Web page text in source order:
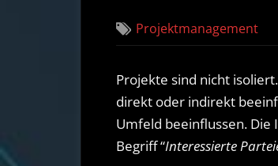
Projektmanagement
Projekte sind nicht
direkt oder indirekt
Umfeld beeinflussen. Die
Begriff “Interessierte